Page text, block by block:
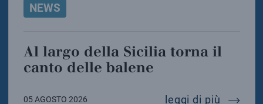
NEWS
Al largo della Sicilia torna il
canto delle balene
05 AGOSTO 2026 leggi di più al